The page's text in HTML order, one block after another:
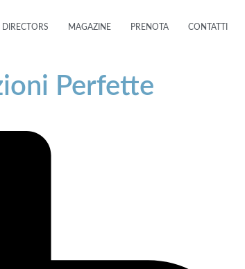
DIRECTORS MAGAZINE PRENOTA CONTATTI
Perfette